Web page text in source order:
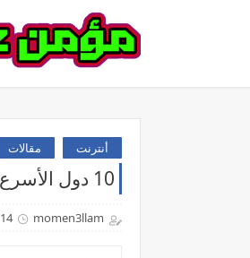
أنترنت مقالات
10 دول الأسرع اتصالا بالانترنت عالي الصبيب على مستوى العالم
momen3llam 14 يوليو 2015